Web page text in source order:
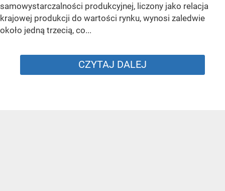
samowystarczalności produkcyjnej, liczony jako relacja
krajowej produkcji do wartości rynku, wynosi zaledwie
około jedną trzecią, co...
CZYTAJ DALEJ